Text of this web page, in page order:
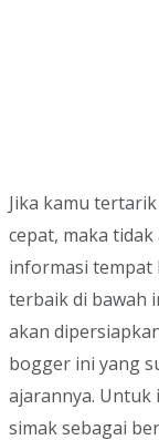
Jika kamu
cepat, maka
informasi tempat
terbaik di bawah
akan
bogger ini yang
ajarannya. Untuk
simak sebagai